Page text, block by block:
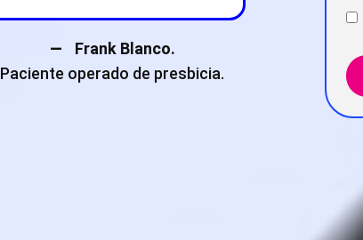
—
Frank Blanco.
Paciente operado de presbicia.